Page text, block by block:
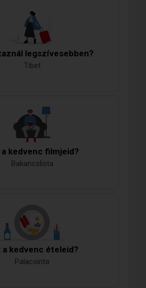
legszívesebben?
Tibet
a kedvenc filmjeid?
Bakancslista
a kedvenc ételeid?
Palacsinta